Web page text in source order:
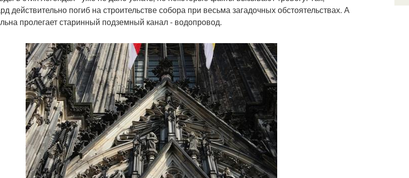
действительно погиб на строительстве собора при весьма загадочных обстоятельствах. А
пролегает старинный подземный канал - водопровод.